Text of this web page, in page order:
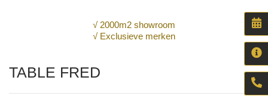
√ 2000m2 showroom
√ Exclusieve merken
TABLE FRED